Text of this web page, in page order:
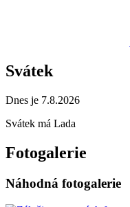
Svátek
Dnes je 7.8.2026
Svátek má Lada
Fotogalerie
Náhodná fotogalerie